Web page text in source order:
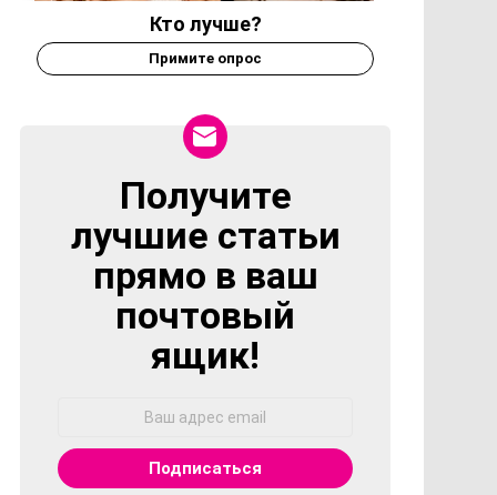
Кто лучше?
Примите опрос
NEWSLETTER
Получите
лучшие статьи
прямо в ваш
почтовый
ящик!